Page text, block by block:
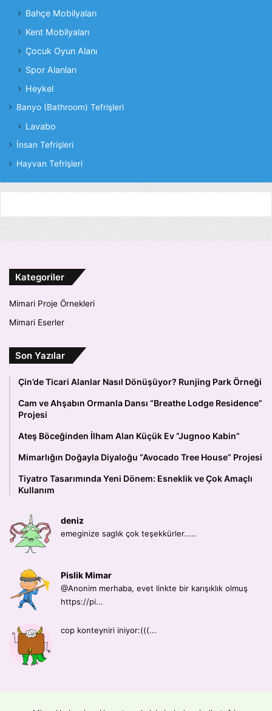
Bahçe Mobilyaları
Kent Mobilyaları
Çocuk Oyun Alanı
Spor Alanları
Heykel
Banyo (Bathroom) Tefrişleri
Lavabo
İnsan Tefrişleri
Hayvan Tefrişleri
Kategoriler
Mimari Proje Örnekleri
Mimari Eserler
Son Yazılar
Çin’de Ticari Alanlar Nasıl Dönüşüyor? Runjing Park Örneği
Cam ve Ahşabın Ormanla Dansı “Breathe Lodge Residence”
Projesi
Ateş Böceğinden İlham Alan Küçük Ev “Jugnoo Kabin”
Mimarlığın Doğayla Diyaloğu “Avocado Tree House” Projesi
Tiyatro Tasarımında Yeni Dönem: Esneklik ve Çok Amaçlı
Kullanım
deniz
emeginize saglık çok teşekkürler.....
Pislik Mimar
@Anonim merhaba, evet linkte bir karışıklık olmuş
https://pi...
cop konteyniri iniyor:(((...